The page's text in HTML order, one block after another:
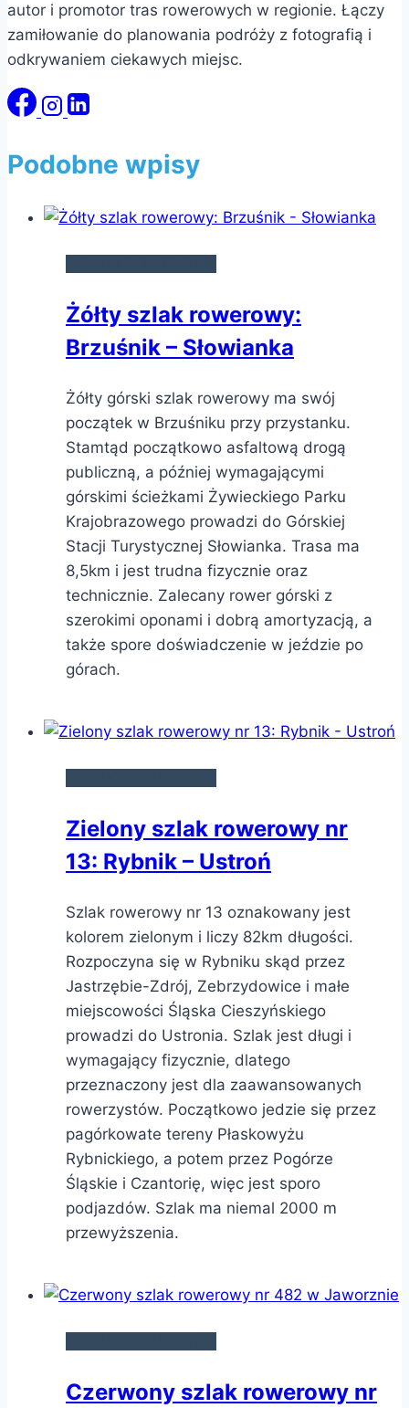
autor i promotor tras rowerowych w regionie. Łączy
zamiłowanie do planowania podróży z fotografią i
odkrywaniem ciekawych miejsc.
Podobne wpisy
Żółty szlak rowerowy:
Brzuśnik – Słowianka
Żółty górski szlak rowerowy ma swój
początek w Brzuśniku przy przystanku.
Stamtąd początkowo asfaltową drogą
publiczną, a później wymagającymi
górskimi ścieżkami Żywieckiego Parku
Krajobrazowego prowadzi do Górskiej
Stacji Turystycznej Słowianka. Trasa ma
8,5km i jest trudna fizycznie oraz
technicznie. Zalecany rower górski z
szerokimi oponami i dobrą amortyzacją, a
także spore doświadczenie w jeździe po
górach.
Zielony szlak rowerowy nr
13: Rybnik – Ustroń
Szlak rowerowy nr 13 oznakowany jest
kolorem zielonym i liczy 82km długości.
Rozpoczyna się w Rybniku skąd przez
Jastrzębie-Zdrój, Zebrzydowice i małe
miejscowości Śląska Cieszyńskiego
prowadzi do Ustronia. Szlak jest długi i
wymagający fizycznie, dlatego
przeznaczony jest dla zaawansowanych
rowerzystów. Początkowo jedzie się przez
pagórkowate tereny Płaskowyżu
Rybnickiego, a potem przez Pogórze
Śląskie i Czantorię, więc jest sporo
podjazdów. Szlak ma niemal 2000 m
przewyższenia.
Czerwony szlak rowerowy nr